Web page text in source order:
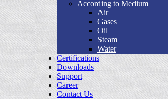
According to Medium
Air
Gases
Oil
Steam
Water
Certifications
Downloads
Support
Career
Contact Us